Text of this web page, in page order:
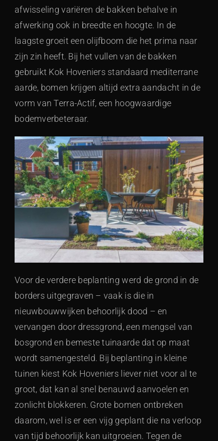
afwisseling variëren de bakken behalve in
afwerking ook in breedte en hoogte. In de
laagste groeit een olijfboom die het prima naar
zijn zin heeft. Bij het vullen van de bakken
gebruikt Kok Hoveniers standaard mediterrane
aarde, bomen krijgen altijd extra aandacht in de
vorm van Terra-Actif, een hoogwaardige
bodemverbeteraar.
Voor de verdere beplanting werd de grond in de
borders uitgegraven – vaak is die in
nieuwbouwwijken behoorlijk dood – en
vervangen door dressgrond, een mengsel van
bosgrond en bemeste tuinaarde dat op maat
wordt samengesteld. Bij beplanting in kleine
tuinen kiest Kok Hoveniers liever niet voor al te
groot, dat kan al snel benauwd aanvoelen en
zonlicht blokkeren. Grote bomen ontbreken
daarom, wel is er een vijg geplant die na verloop
van tijd behoorlijk kan uitgroeien. Tegen de